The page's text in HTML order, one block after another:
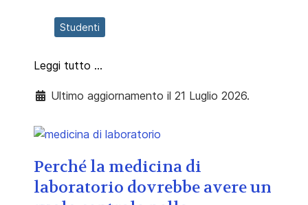
Studenti
Leggi tutto …
Ultimo aggiornamento il 21 Luglio 2026.
Perché la medicina di
laboratorio dovrebbe avere un